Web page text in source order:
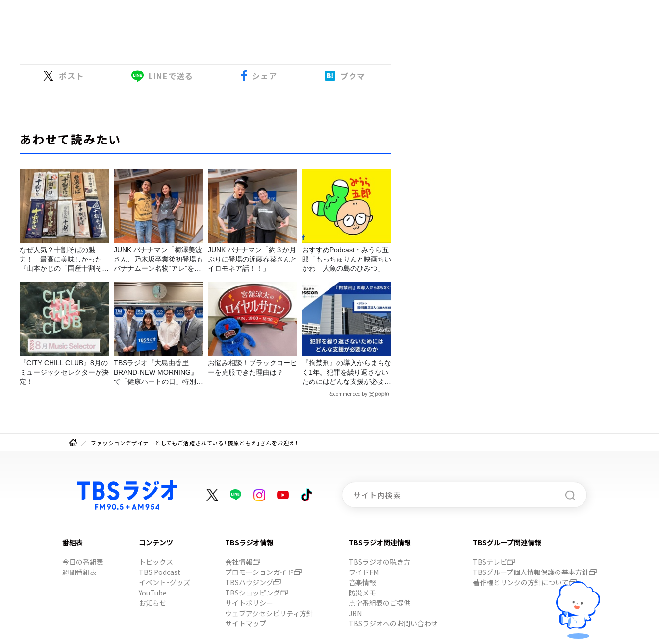
ポスト LINEで送る シェア ブクマ
あわせて読みたい
なぜ人気？十割そばの魅
力！ 最高に美味しかった
『山本かじの「国産十割そ
種食べ比べ】
JUNK バナナマン「梅澤美波
さん、乃木坂卒業後初登場も
バナナムーン名物“アレ”を喰
JUNK バナナマン「約３か月
ぶりに登場の近藤春菜さんと
イロモネア話！！」
おすすめPodcast・みうら五
郎「もっちゅりんと映画ちい
かわ 人魚の島のひみつ」
『CITY CHILL CLUB』8月の
ミュージックセレクターが決
定！
TBSラジオ『大島由香里
BRAND-NEW MORNING』
で「健康ハートの日」特別企
お悩み相談！ブラックコーヒ
ーを克服できた理由は？
『拘禁刑』の導入からまもな
く1年。犯罪を繰り返さない
ためにはどんな支援が必要な
Recommended by
ファッションデザイナーとしてもご活躍されている「篠原ともえ」さんをお迎え！
番組表
今日の番組表
週間番組表
コンテンツ
トピックス
TBS Podcast
イベント・グッズ
YouTube
お知らせ
TBSラジオ情報
会社情報
プロモーションガイド
TBSハウジング
TBSショッピング
サイトポリシー
ウェブアクセシビリティ方針
サイトマップ
TBSラジオ関連情報
TBSラジオの聴き方
ワイドFM
音楽情報
防災メモ
点字番組表のご提供
JRN
TBSラジオへのお問い合わせ
TBSグループ関連情報
TBSテレビ
TBSグループ個人情報保護の基本方針
著作権とリンクの方針について